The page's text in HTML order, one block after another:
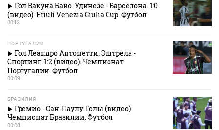
Гол Вакуна Байо. Удинезе - Барселона. 1:0
(видео). Friuli Venezia Giulia Cup. Футбол
00:12
ПОРТУГАЛИЯ
Гол Леандро Антонетти. Эштрела -
Спортинг. 1:2 (видео). Чемпионат
Португалии. Футбол
00:09
БРАЗИЛИЯ
Гремио - Сан-Паулу. Голы (видео).
Чемпионат Бразилии. Футбол
00:08